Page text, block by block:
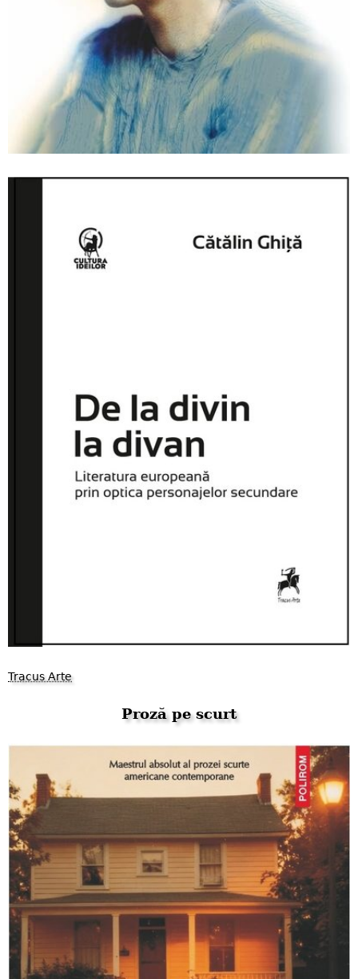
Tracus Arte
Proză pe scurt